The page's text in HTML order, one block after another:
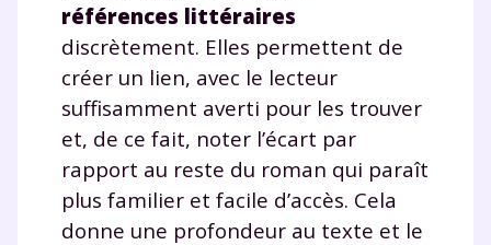
références littéraires
discrètement. Elles permettent de
créer un lien, avec le lecteur
suffisamment averti pour les trouver
et, de ce fait, noter l’écart par
rapport au reste du roman qui paraît
plus familier et facile d’accès. Cela
donne une profondeur au texte et le